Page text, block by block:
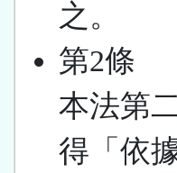
之。
第2條
本法第
得「依